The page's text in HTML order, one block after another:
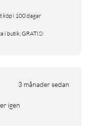
köp i 100 dagar
i butik, GRATIS!
3 månader sedan
igen